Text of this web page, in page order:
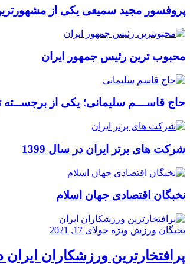
پروفسور مجید سمیعی یکی از
محبوب ترین رئیس جمهور ایران
حاج قاســـم سلیمانی؛ یکی از
شرکت های برتر ایران در سال 1399
نخبگان اقتصادی جهان اسلام
نخبگان ورزش ویژه جولای 17, 2021
پرافتخارترین ورزشکاران ایران